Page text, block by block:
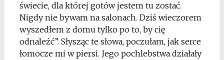
świecie, dla której gotów jestem tu zostać.
Nigdy nie bywam na salonach. Dziś wieczorem
wyszedłem z domu tylko po to, by cię
odnaleźć”. Słysząc te słowa, poczułam, jak serce
łomocze mi w piersi. Jego pochlebstwa działały